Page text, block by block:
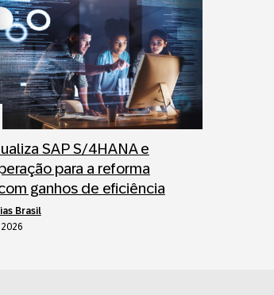
SAP S/4HANA e
para a reforma
ganhos de eficiência
Brasil